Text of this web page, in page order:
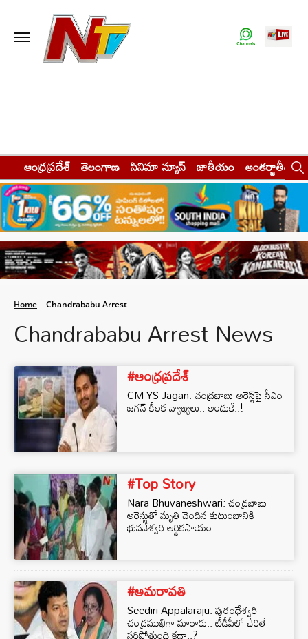
ఆంధ్రప్రదేశ్ తెలంగాణ సినిమా న్యూస్ జాతీయం అంతర్జాతీయం
Home Chandrababu Arrest
Chandrababu Arrest News
#ఆంధ్రప్రదేశ్
CM YS Jagan: చంద్రబాబు అరెస్ట్‌పై సీఎం
జగన్‌ కీలక వ్యాఖ్యలు.. అందుకే..!
#Top Story
Nara Bhuvaneshwari: చంద్రబాబు
అరెస్టుతో మృతి చెందిన కుటుంబానికి
భువనేశ్వరి ఆర్థికసాయం..
#అమరావతి
Seediri Appalaraju: పురంధేశ్వరి
చంద్రముఖిగా మారారు.. టీడీపీలో చేరితే
సరిపోతుంది కదా..?